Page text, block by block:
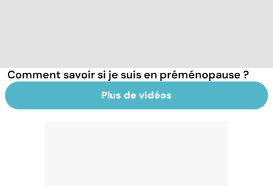
Comment savoir si je suis en préménopause ?
Plus de vidéos